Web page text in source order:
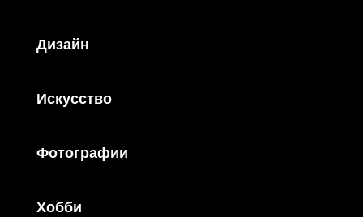
Дизайн
Искусство
Фотографии
Хобби